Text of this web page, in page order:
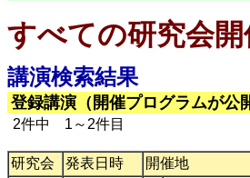
すべての研究会
講演検索結果
登録講演（開催プログラムが公
2件中 1～2件目
研究会 発表日時 開催地